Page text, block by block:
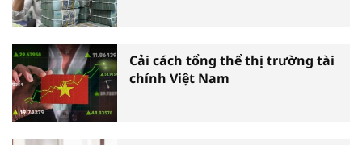
Cải cách tổng thể thị trường tài
chính Việt Nam